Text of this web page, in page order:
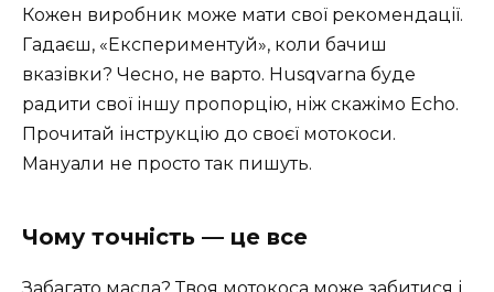
Кожен виробник може мати свої рекомендації.
Гадаєш, «Експериментуй», коли бачиш
вказівки? Чесно, не варто. Husqvarna буде
радити свої іншу пропорцію, ніж скажімо Echo.
Прочитай інструкцію до своєї мотокоси.
Мануали не просто так пишуть.
Чому точність — це все